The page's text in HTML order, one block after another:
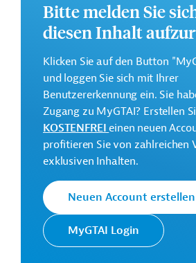
Auswirkungen des Klimawandels
Wassermangel während der
Weitere Informationen zu dem
finden Sie auf derWebseite der
Gesamtkosten:
62,5 Millionen US-Dollar
Geberbeitrag:
Kontaktadressen
Bitte melden Sie
diesen Inhalt
Klicken Sie auf den Button
und loggen Sie sich mit Ihrer
Benutzererkennung ein. Sie
Zugang zu MyGTAI? Erstellen
KOSTENFREIeinen neuen
profitieren Sie von zahlreichen
exklusiven Inhalten.
Neuen Account erstellen
MyGTAI Login